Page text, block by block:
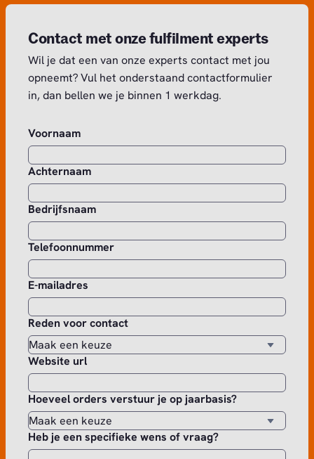
Contact met onze fulfilment experts
Wil je dat een van onze experts contact met jou
opneemt? Vul het onderstaand contactformulier
in, dan bellen we je binnen 1 werkdag.
Voornaam
Achternaam
Bedrijfsnaam
Telefoonnummer
E-mailadres
Reden voor contact
Website url
Hoeveel orders verstuur je op jaarbasis?
Heb je een specifieke wens of vraag?